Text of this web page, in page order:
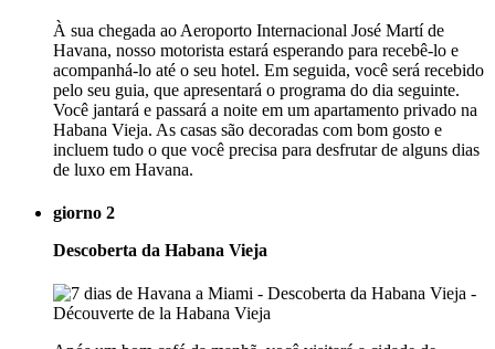
À sua chegada ao Aeroporto Internacional José Martí de
Havana, nosso motorista estará esperando para recebê-lo e
acompanhá-lo até o seu hotel. Em seguida, você será recebido
pelo seu guia, que apresentará o programa do dia seguinte.
Você jantará e passará a noite em um apartamento privado na
Habana Vieja. As casas são decoradas com bom gosto e
incluem tudo o que você precisa para desfrutar de alguns dias
de luxo em Havana.
giorno 2
Descoberta da Habana Vieja